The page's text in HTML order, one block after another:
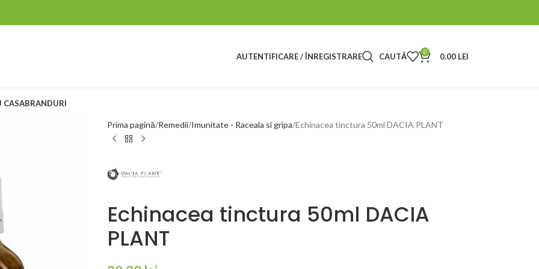
AUTENTIFICARE / ÎNREGISTRARE CAUTĂ 0 0.00 LEI
CASABRANDURI
Prima pagină Remedii Imunitate - Raceala si gripa Echinacea tinctura 50ml DACIA PLANT
Echinacea tinctura 50ml DACIA
PLANT